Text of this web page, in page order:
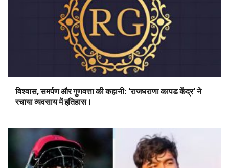
विश्वास, समर्पण और गुणवत्ता की कहानी: ‘राजघराणा कापड केंद्र’ ने
रचाया व्यवसाय में इतिहास।